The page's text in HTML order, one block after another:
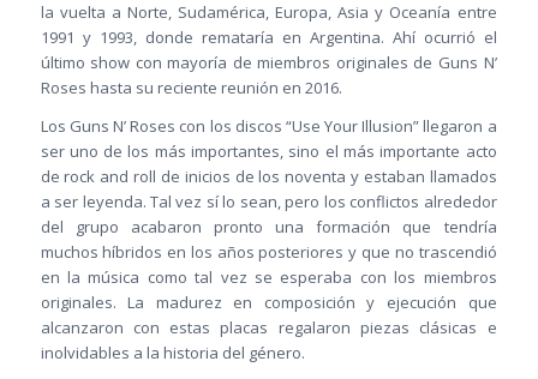
la vuelta a Norte, Sudamérica, Europa, Asia y Oceanía entre
1991 y 1993, donde remataría en Argentina. Ahí ocurrió el
último show con mayoría de miembros originales de Guns N’
Roses hasta su reciente reunión en 2016.
Los Guns N’ Roses con los discos “Use Your Illusion” llegaron a
ser uno de los más importantes, sino el más importante acto
de rock and roll de inicios de los noventa y estaban llamados
a ser leyenda. Tal vez sí lo sean, pero los conflictos alrededor
del grupo acabaron pronto una formación que tendría
muchos híbridos en los años posteriores y que no trascendió
en la música como tal vez se esperaba con los miembros
originales. La madurez en composición y ejecución que
alcanzaron con estas placas regalaron piezas clásicas e
inolvidables a la historia del género.